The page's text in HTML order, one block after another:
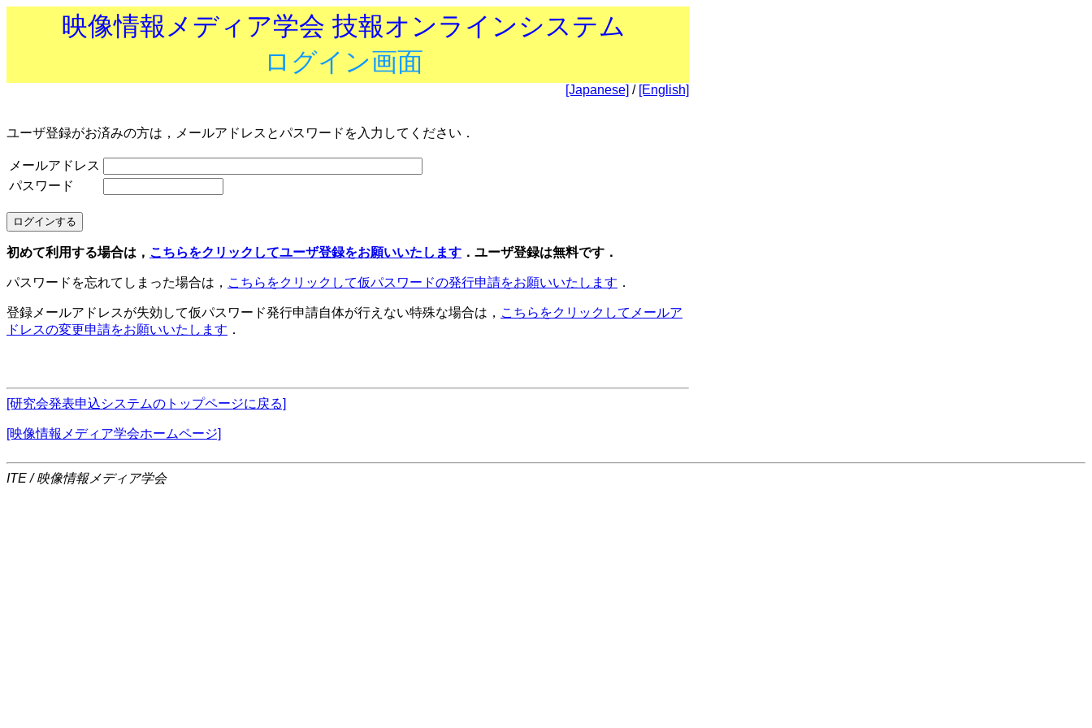
映像情報メディア学会 技報オンラインシステム
ログイン画面
[Japanese] / [English]
ユーザ登録がお済みの方は，メールアドレスとパスワードを入力してください．
メールアドレス
パスワード
初めて利用する場合は， こちらをクリックしてユーザ登録をお願いいたします ．ユーザ登録は無料です．
パスワードを忘れてしまった場合は， こちらをクリックして仮パスワードの発行申請をお願いいたします ．
登録メールアドレスが失効して仮パスワード発行申請自体が行えない特殊な場合は， こちらをクリックしてメールア
ドレスの変更申請をお願いいたします ．
[研究会発表申込システムのトップページに戻る]
[映像情報メディア学会ホームページ]
ITE / 映像情報メディア学会